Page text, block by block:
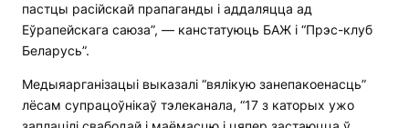
пастцы расійскай прапаганды і аддаляцца ад
Еўрапейскага саюза”, — канстатуюць БАЖ і “Прэс-клуб
Беларусь”.
Медыяарганізацыі выказалі “вялікую занепакоенасць”
лёсам супрацоўнікаў тэлеканала, “17 з каторых ужо